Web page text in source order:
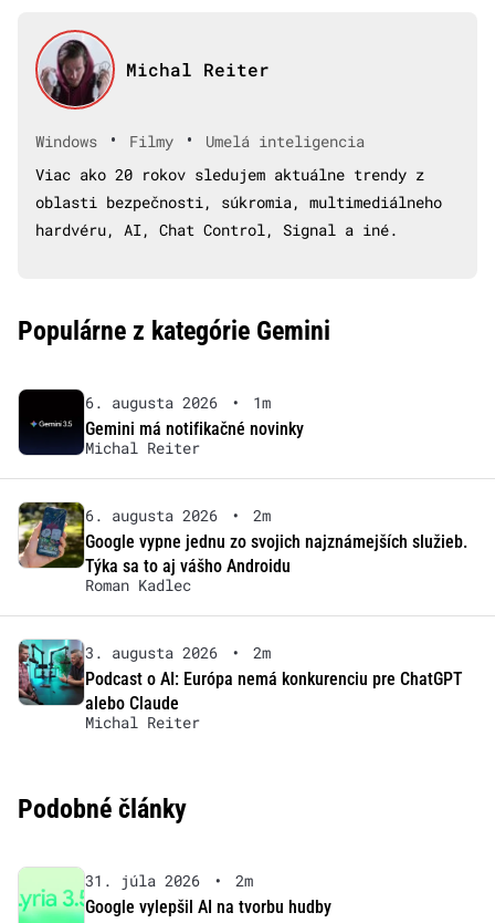
Michal Reiter
Windows • Filmy •
Umelá inteligencia
Viac ako 20 rokov sledujem aktuálne trendy z
oblasti bezpečnosti, súkromia, multimediálneho
hardvéru, AI, Chat Control, Signal a iné.
Populárne z kategórie Gemini
6. augusta 2026 •
1m
Gemini má notifikačné novinky
Michal Reiter
6. augusta 2026 •
2m
Google vypne jednu zo svojich najznámejších služieb.
Týka sa to aj vášho Androidu
Roman Kadlec
3. augusta 2026 •
2m
Podcast o AI: Európa nemá konkurenciu pre ChatGPT
alebo Claude
Michal Reiter
Podobné články
31. júla 2026 •
2m
Google vylepšil AI na tvorbu hudby